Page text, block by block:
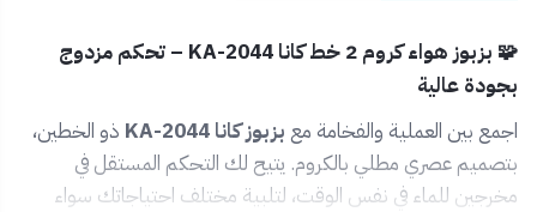
🧩 بزبوز هواء كروم 2 خط كانا KA-2044 – تحكم مزدوج
بجودة عالية
اجمع بين العملية والفخامة مع بزبوز كانا KA-2044
ذو الخطين،
بتصميم عصري مطلي بالكروم. يتيح لك التحكم المستقل في
مخرجين للماء في نفس الوقت، لتلبية مختلف احتياجاتك سواء